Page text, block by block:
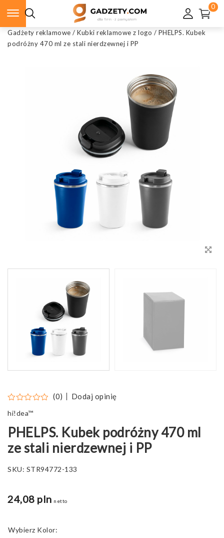
0
Gadżety reklamowe / Kubki reklamowe z logo / PHELPS. Kubek
podróżny 470 ml ze stali nierdzewnej i PP
(0) Dodaj opinię
hi!dea™
PHELPS. Kubek podróżny 470 ml
ze stali nierdzewnej i PP
SKU: STR94772-133
24,08 pln netto
Kolor